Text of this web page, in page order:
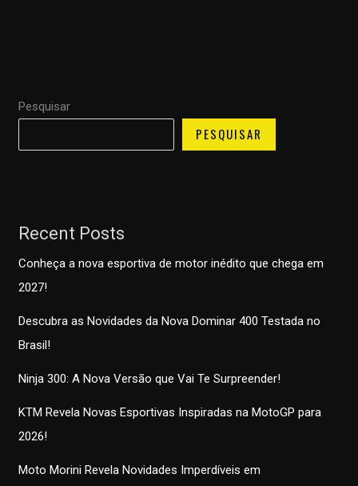
Pesquisar
PESQUISAR
Recent Posts
Conheça a nova esportiva de motor inédito que chega em
2027!
Descubra as Novidades da Nova Dominar 400 Testada no
Brasil!
Ninja 300: A Nova Versão que Vai Te Surpreender!
KTM Revela Novas Esportivas Inspiradas na MotoGP para
2026!
Moto Morini Revela Novidades Imperdíveis em